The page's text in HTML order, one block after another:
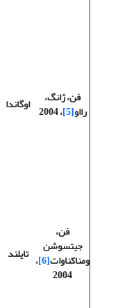
فن، ژانگ،
رااو[5] ، 2004 اوگاندا
فن،
جیتسوشن
ومناکناوات[6] ،
2004
تایلند